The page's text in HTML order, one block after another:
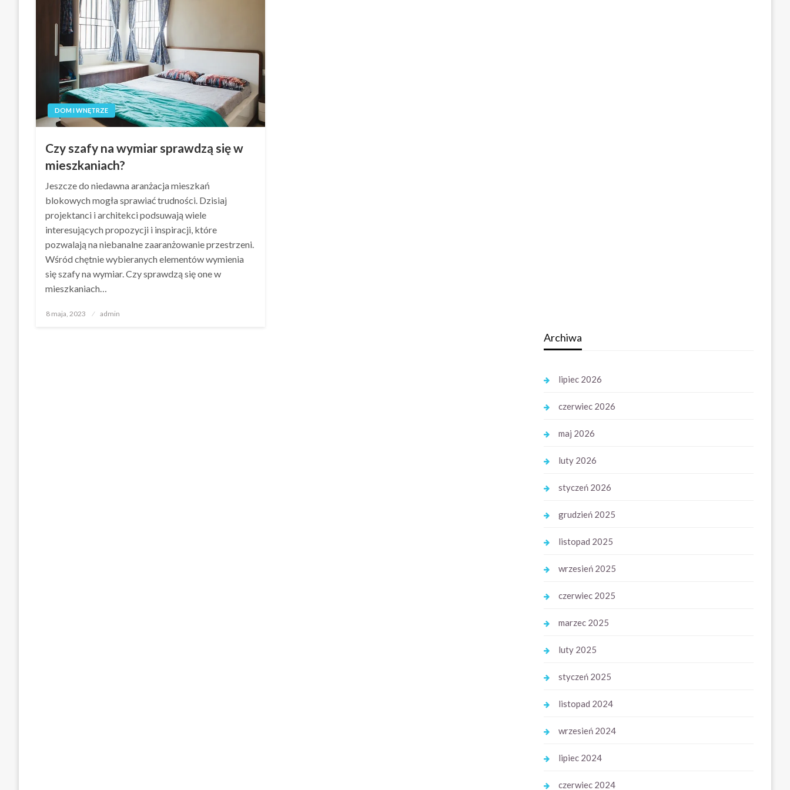
DOM I WNĘTRZE
Czy szafy na wymiar sprawdzą się w
mieszkaniach?
Jeszcze do niedawna aranżacja mieszkań
blokowych mogła sprawiać trudności. Dzisiaj
projektanci i architekci podsuwają wiele
interesujących propozycji i inspiracji, które
pozwalają na niebanalne zaaranżowanie przestrzeni.
Wśród chętnie wybieranych elementów wymienia
się szafy na wymiar. Czy sprawdzą się one w
mieszkaniach…
Opublikowane
8 maja, 2023 admin
Archiwa
lipiec 2026
czerwiec 2026
maj 2026
luty 2026
styczeń 2026
grudzień 2025
listopad 2025
wrzesień 2025
czerwiec 2025
marzec 2025
luty 2025
styczeń 2025
listopad 2024
wrzesień 2024
lipiec 2024
czerwiec 2024